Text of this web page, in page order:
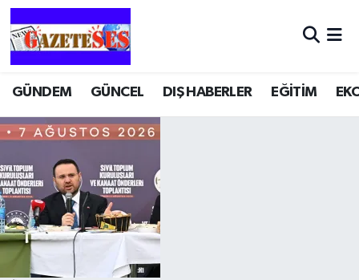
GÜNDEM GÜNCEL DIŞ HABERLER EĞİTİM